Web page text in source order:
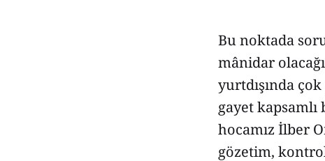
Bu noktada
mânidar
yurtdışında
gayet kapsamlı
hocamız İlber
gözetim,